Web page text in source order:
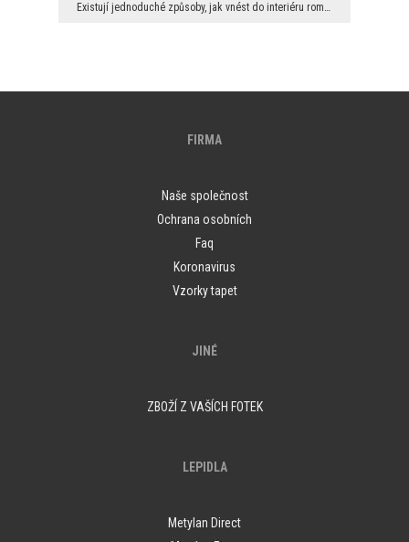
Existují jednoduché způsoby, jak vnést do interiéru romantickou atmosféru, a tato krásná grafika ...
FIRMA
Naše společnost
Ochrana osobních
Faq
Koronavirus
Vzorky tapet
JINÉ
ZBOŽÍ Z VAŠÍCH FOTEK
LEPIDLA
Metylan Direct